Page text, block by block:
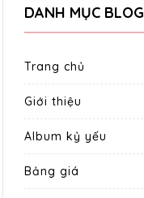
DANH MỤC BLOG
Trang chủ
Giới thiệu
Album kỷ yếu
Bảng giá